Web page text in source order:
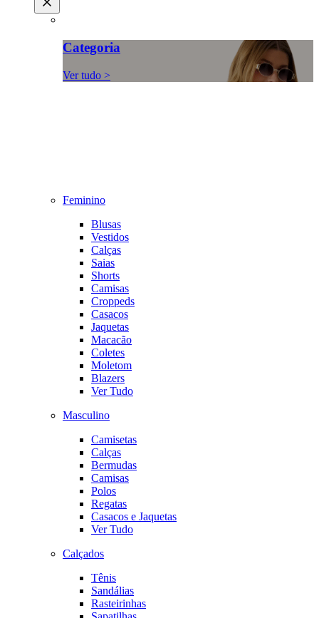
Categoria
Ver tudo >
Feminino
Blusas
Vestidos
Calças
Saias
Shorts
Camisas
Croppeds
Casacos
Jaquetas
Macacão
Coletes
Moletom
Blazers
Ver Tudo
Masculino
Camisetas
Calças
Bermudas
Camisas
Polos
Regatas
Casacos e Jaquetas
Ver Tudo
Calçados
Tênis
Sandálias
Rasteirinhas